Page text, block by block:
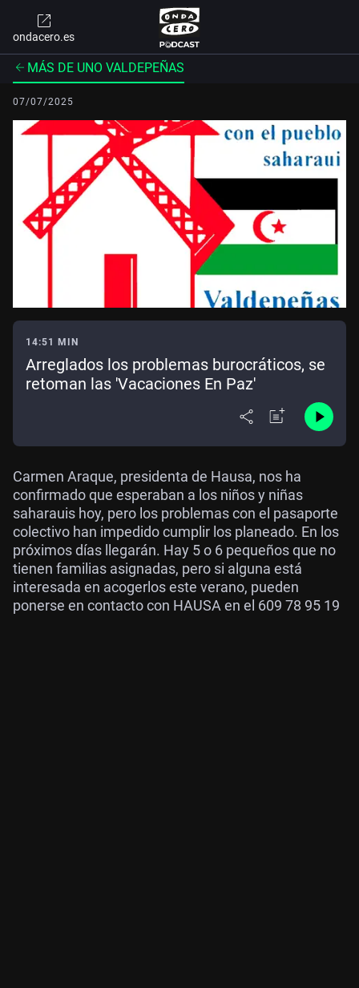
ondacero.es
MÁS DE UNO VALDEPEÑAS
07/07/2025
14:51 MIN
Arreglados los problemas burocráticos, se
retoman las 'Vacaciones En Paz'
Carmen Araque, presidenta de Hausa, nos ha
confirmado que esperaban a los niños y niñas
saharauis hoy, pero los problemas con el pasaporte
colectivo han impedido cumplir los planeado. En los
próximos días llegarán. Hay 5 o 6 pequeños que no
tienen familias asignadas, pero si alguna está
interesada en acogerlos este verano, pueden
ponerse en contacto con HAUSA en el 609 78 95 19